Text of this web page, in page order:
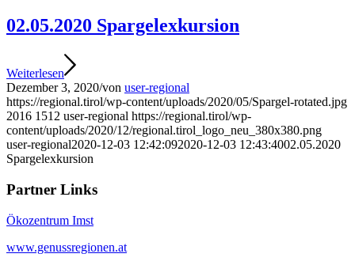
02.05.2020 Spargelexkursion
Weiterlesen
Dezember 3, 2020/von user-regional
https://regional.tirol/wp-content/uploads/2020/05/Spargel-rotated.jpg
2016 1512 user-regional https://regional.tirol/wp-
content/uploads/2020/12/regional.tirol_logo_neu_380x380.png
user-regional2020-12-03 12:42:092020-12-03 12:43:4002.05.2020
Spargelexkursion
Partner Links
Ökozentrum Imst
www.genussregionen.at